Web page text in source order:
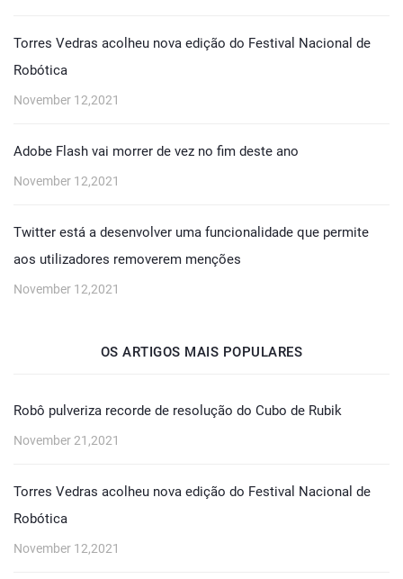
Torres Vedras acolheu nova edição do Festival Nacional de
Robótica
November 12,2021
Adobe Flash vai morrer de vez no fim deste ano
November 12,2021
Twitter está a desenvolver uma funcionalidade que permite
aos utilizadores removerem menções
November 12,2021
OS ARTIGOS MAIS POPULARES
Robô pulveriza recorde de resolução do Cubo de Rubik
November 21,2021
Torres Vedras acolheu nova edição do Festival Nacional de
Robótica
November 12,2021